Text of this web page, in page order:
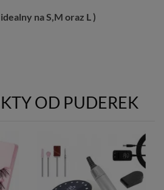
na S,M oraz L )
OD PUDEREK